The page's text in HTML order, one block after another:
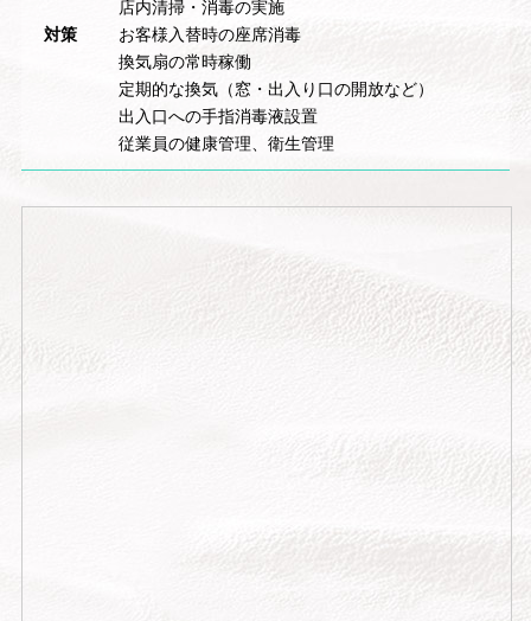
対策
店内清掃・消毒の実施
お客様入替時の座席消毒
換気扇の常時稼働
定期的な換気（窓・出入り口の開放など）
出入口への手指消毒液設置
従業員の健康管理、衛生管理